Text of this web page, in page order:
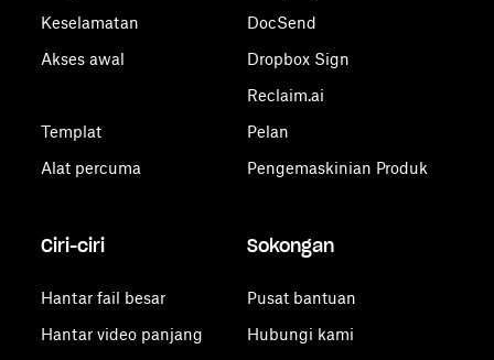
Keselamatan
Akses awal
Templat
Alat percuma
DocSend
Dropbox Sign
Reclaim.ai
Pelan
Pengemaskinian Produk
Ciri-ciri
Hantar fail besar
Hantar video panjang
Sokongan
Pusat bantuan
Hubungi kami